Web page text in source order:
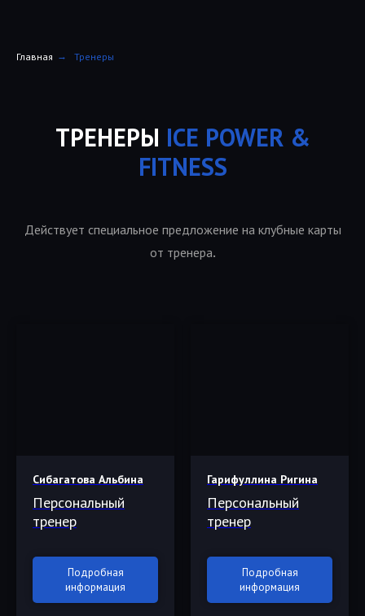
Главная → Тренеры
ТРЕНЕРЫ ICE POWER &
FITNESS
Действует специальное предложение на клубные карты
от тренера.
Сибагатова Альбина
Персональный
тренер
Подробная
информация
Гарифуллина Ригина
Персональный
тренер
Подробная
информация